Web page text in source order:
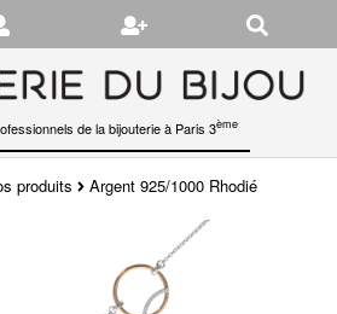
de la bijouterie à Paris 3ème
produits Argent 925/1000 Rhodié
de cookies